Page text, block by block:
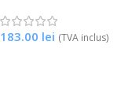
183.00 lei (TVA inclus)